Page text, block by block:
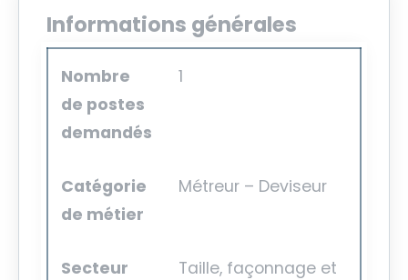
Informations générales
Nombre
de postes
demandés
1
Catégorie
de métier
Métreur – Deviseur
Secteur
Taille, façonnage et